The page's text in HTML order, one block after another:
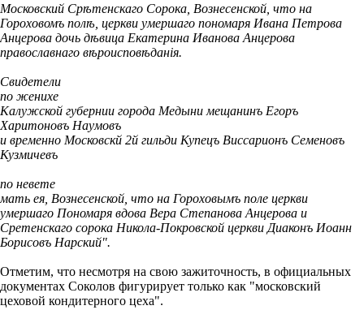
Московский Срѣтенскаго Сорока, Вознесенской, что на
Гороховомъ полѣ, церкви умершаго пономаря Ивана Петрова
Анцерова дочь дѣвица Екатерина Иванова Анцерова
православнаго вѣроисповѣданія.
Свидетели
по женихе
Калужской губернии города Медыни мещанинъ Егоръ
Харитоновъ Наумовъ
и временно Московскй 2й гильди Купецъ Виссарионъ Семеновъ
Кузмичевъ
по невете
мать ея, Вознесенской, что на Гороховымъ поле церкви
умершаго Пономаря вдова Вера Степанова Анцерова и
Сретенскаго сорока Никола-Покровской церкви Диаконъ Иоанн
Борисовъ Нарский".
Отметим, что несмотря на свою зажиточность, в официальных
документах Соколов фигурирует только как "московский
цеховой кондитерного цеха".